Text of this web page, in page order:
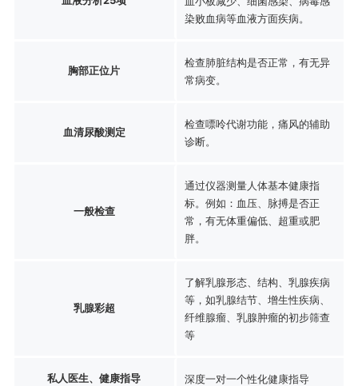
染败血病等血液方面疾病。
胸部正位片
检查肺脏结构是否正常，有无异
常病变。
血清尿酸测定
检查嘌呤代谢功能，痛风的辅助
诊断。
一般检查
通过仪器测量人体基本健康指
标。例如：血压、脉搏是否正
常，有无体重偏低、超重或肥
胖。
乳腺彩超
了解乳腺形态、结构、乳腺疾病
等，如乳腺结节、增生性疾病、
纤维腺瘤、乳腺肿瘤的初步筛查
等
私人医生、健康指导 深度一对一个性化健康指导